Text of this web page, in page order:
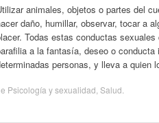
animales, objetos o partes del
daño, humillar, observar, tocar a
Todas estas conductas
a la fantasía, deseo o
personas, y lleva a quien
Psicología y sexualidad Salud